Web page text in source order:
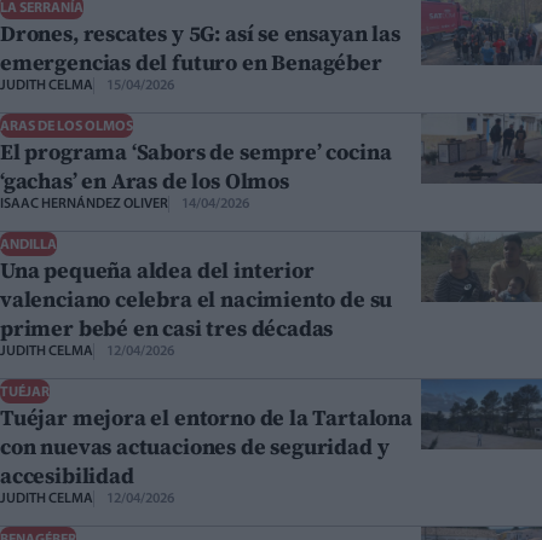
LA SERRANÍA
Drones, rescates y 5G: así se ensayan las
emergencias del futuro en Benagéber
JUDITH CELMA 15/04/2026
ARAS DE LOS OLMOS
El programa ‘Sabors de sempre’ cocina
‘gachas’ en Aras de los Olmos
ISAAC HERNÁNDEZ OLIVER 14/04/2026
ANDILLA
Una pequeña aldea del interior
valenciano celebra el nacimiento de su
primer bebé en casi tres décadas
JUDITH CELMA 12/04/2026
TUÉJAR
Tuéjar mejora el entorno de la Tartalona
con nuevas actuaciones de seguridad y
accesibilidad
JUDITH CELMA 12/04/2026